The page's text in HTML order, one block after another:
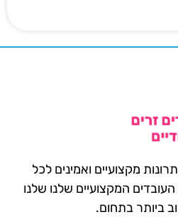
מקצועיים ואמינים לכל
העובדים המקצועיים שלנו שלנו
ביותר בתחום.